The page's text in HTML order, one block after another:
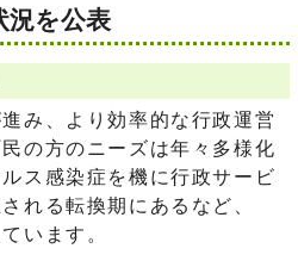
況を公表
み、より効率的な行政運営
の方のニーズは年々多様化
ス感染症を機に行政サービ
れる転換期にあるなど、
います。